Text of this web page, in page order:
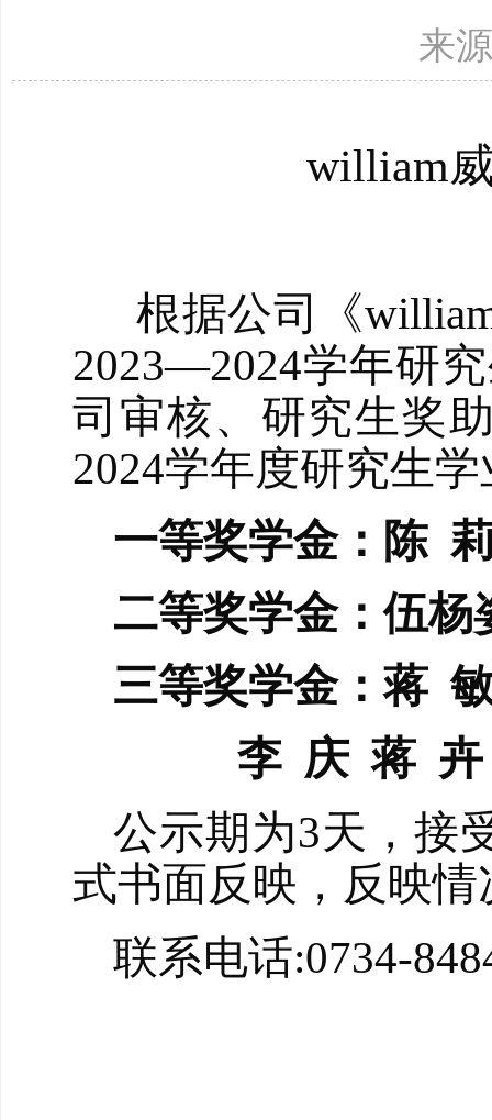
来
william
根据公司 《
2023—2024学年研
司审核、研究生奖
2024学年度研究生
一等奖学金：陈
二等奖学金：伍杨
三等奖学金：蒋
李 庆 蒋 卉
公示期为3天，接
式书面反映，反映
联系电话:0734-848